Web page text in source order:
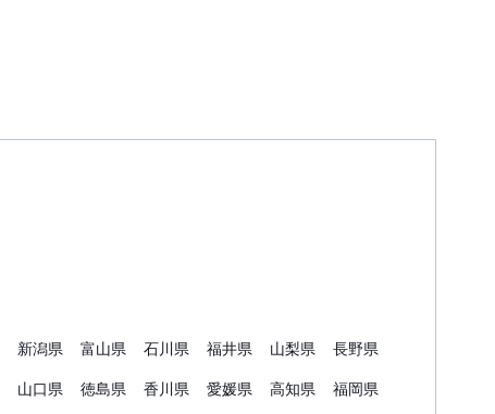
新潟県 富山県 石川県 福井県 山梨県 長野県
山口県 徳島県 香川県 愛媛県 高知県 福岡県